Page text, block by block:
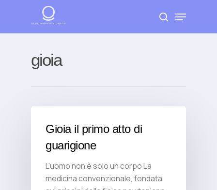
main
search
Menu
gioia
Gioia il primo atto di
guarigione
L'uomo non è solo un corpo La
medicina convenzionale, fondata